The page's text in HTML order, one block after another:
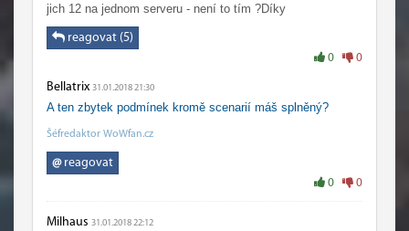
jich 12 na jednom serveru - není to tím ?Díky
reagovat (5)
0 0
Bellatrix 31.01.2018 21:30
A ten zbytek podmínek kromě scenarií máš splněný?
Šéfredaktor WoWfan.cz
@reagovat
0 0
Milhaus 31.01.2018 22:12